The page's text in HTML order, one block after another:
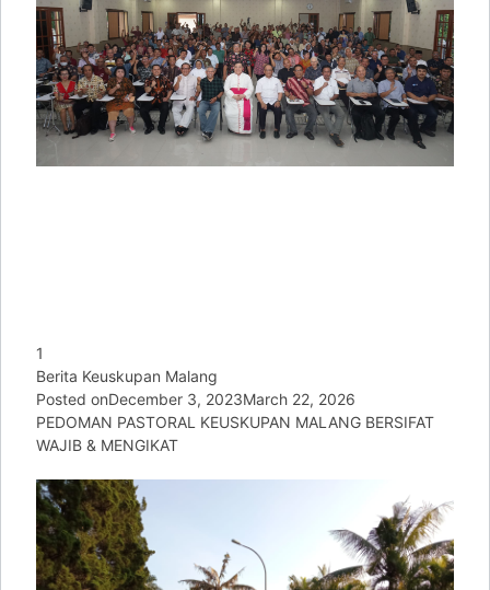
1
Berita Keuskupan Malang
Posted onDecember 3, 2023March 22, 2026
PEDOMAN PASTORAL KEUSKUPAN MALANG BERSIFAT
WAJIB & MENGIKAT